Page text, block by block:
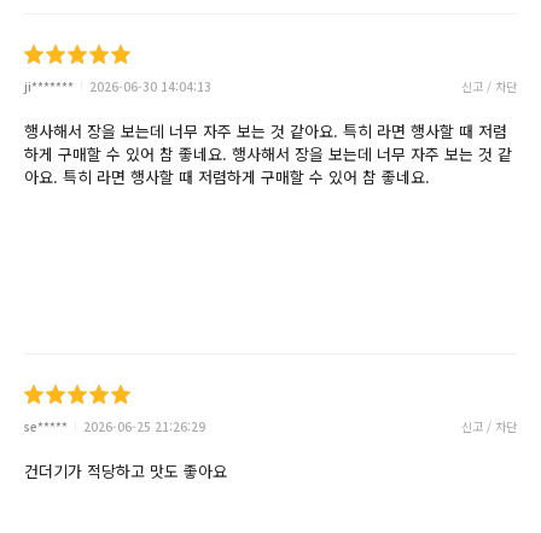
ji******* 2026-06-30 14:04:13 신고 / 차단
행사해서 장을 보는데 너무 자주 보는 것 같아요. 특히 라면 행사할 때 저렴
하게 구매할 수 있어 참 좋네요. 행사해서 장을 보는데 너무 자주 보는 것 같
아요. 특히 라면 행사할 때 저렴하게 구매할 수 있어 참 좋네요.
se***** 2026-06-25 21:26:29 신고 / 차단
건더기가 적당하고 맛도 좋아요